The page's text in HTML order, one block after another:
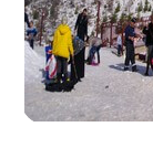
צהרים.
להצטרף לקבוצה.